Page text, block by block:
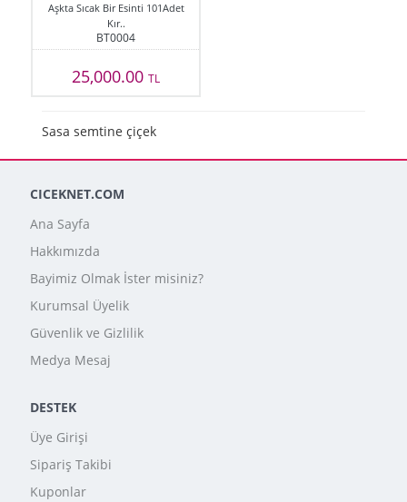
Aşkta Sıcak Bir Esinti 101Adet
Kır..
BT0004
25,000.00TL
Sasa semtine çiçek
CICEKNET.COM
Ana Sayfa
Hakkımızda
Bayimiz Olmak İster misiniz?
Kurumsal Üyelik
Güvenlik ve Gizlilik
Medya Mesaj
DESTEK
Üye Girişi
Sipariş Takibi
Kuponlar